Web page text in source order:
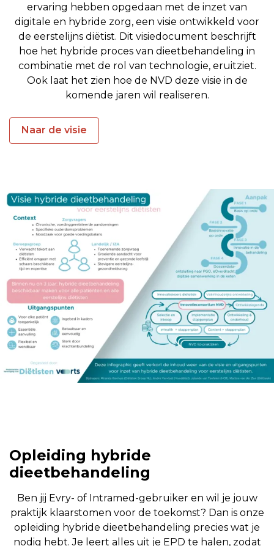
ervaring hebben opgedaan met de inzet van
digitale en hybride zorg, een visie ontwikkeld voor
de eerstelijns diëtist. Dit visiedocument beschrijft
hoe het hybride proces van dieetbehandeling in
combinatie met de rol van technologie, eruitziet.
Ook laat het zien hoe de NVD deze visie in de
komende jaren wil realiseren.
Naar de visie
Opleiding hybride
dieetbehandeling
Ben jij Evry- of Intramed-gebruiker en wil je jouw
praktijk klaarstomen voor de toekomst? Dan is onze
opleiding hybride dieetbehandeling precies wat je
nodig hebt. Je leert alles uit je EPD te halen, zodat